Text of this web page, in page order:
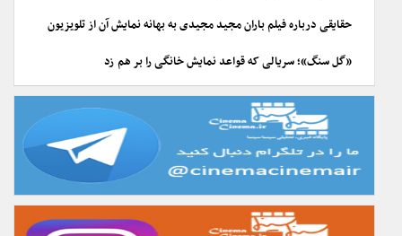
حقایقی درباره فیلم باران مجید مجیدی به بهانه نمایش آن از تلویزیون
«گل سنگ»؛ سریالی که قواعد نمایش خانگی را بر هم زد